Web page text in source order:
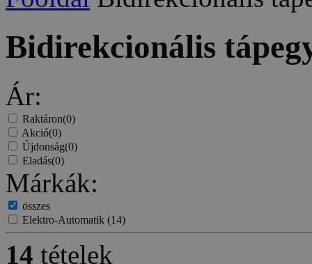
Bidirekcionális
Ár:
Raktáron(0)
Akció(0)
Újdonság(0)
Eladás(0)
Márkák:
összes
Elektro-Automatik (14)
14 tételek